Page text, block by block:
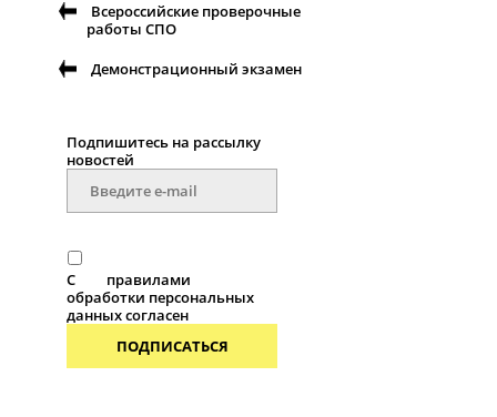
Всероссийские проверочные
работы СПО
Демонстрационный экзамен
Подпишитесь на рассылку
новостей
С
правилами
обработки персональных
данных согласен
ПОДПИСАТЬСЯ